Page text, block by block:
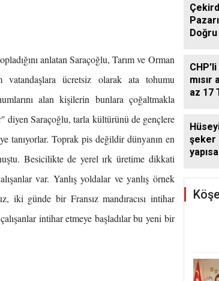
anlatan Saraçoğlu, Tarım ve Orman
vatandaşlara ücretsiz olarak ata tohumu
alan kişilerin bunlara çoğaltmakla
diyen Saraçoğlu, tarla kültürünü de gençlere
tanıyorlar. Toprak pis değildir dünyanın en
Besicilikte de yerel ırk üretime dikkati
var. Yanlış yoldalar ve yanlış örnek
iki günde bir Fransız mandıracısı intihar
intihar etmeye başladılar bu yeni bir
mısır
az 17
şeker